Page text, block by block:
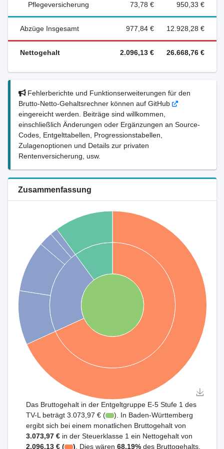
Pflegeversicherung 73,78 € 950,33 €
Abzüge Insgesamt 977,84 € 12.928,28 €
Nettogehalt 2.096,13 € 26.668,76 €
Fehlerberichte und Funktionserweiterungen für den
Brutto-Netto-Gehaltsrechner können auf GitHub
eingereicht werden. Beiträge sind willkommen,
einschließlich Änderungen oder Ergänzungen an Source-
Codes, Entgelttabellen, Progressionstabellen,
Zulagenoptionen und Details zur privaten
Rentenversicherung, usw.
Zusammenfassung
Das Bruttogehalt in der Entgeltgruppe E-5 Stufe 1 des
TV-L beträgt 3.073,97 € (
). In Baden-Württemberg
ergibt sich bei einem monatlichen Bruttogehalt von
3.073,97 € in der Steuerklasse 1 ein Nettogehalt von
2.096,13 € (
) . Dies wären68,19% des Bruttogehalts.